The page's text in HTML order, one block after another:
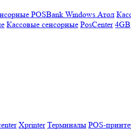
POSBank Windows Атол
Кассовые сенсорные PosCenter 4GB
Xprinter Терминалы POS-